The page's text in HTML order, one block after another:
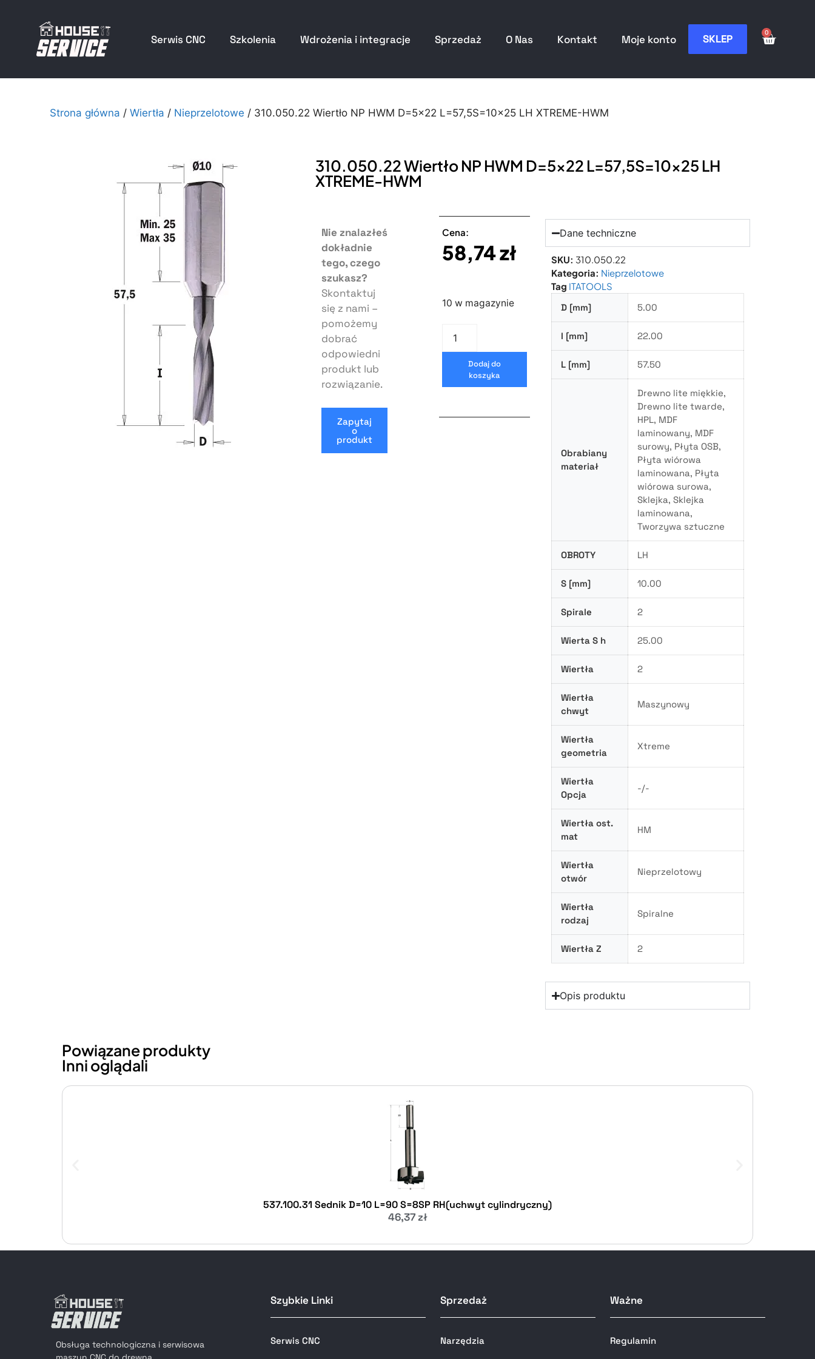
Serwis CNC Szkolenia Wdrożenia i integracje Sprzedaż O Nas Kontakt Moje konto SKLEP 0
Strona główna / Wiertła / Nieprzelotowe / 310.050.22 Wiertło NP HWM D=5×22 L=57,5S=10×25 LH XTREME-HWM
310.050.22 Wiertło NP HWM D=5×22 L=57,5S=10×25 LH
XTREME-HWM
Nie znalazłeś
dokładnie
tego, czego
szukasz?
Skontaktuj
się z nami –
pomożemy
dobrać
odpowiedni
produkt lub
rozwiązanie.
Zapytaj
o
produkt
Cena:
58,74zł
10 w magazynie
Dodaj do
koszyka
Dane techniczne
SKU: 310.050.22
Kategoria: Nieprzelotowe
Tag ITATOOLS
D [mm]
5.00
I [mm] 22.00
L [mm] 57.50
Obrabiany
materiał
Drewno lite miękkie,
Drewno lite twarde,
HPL, MDF
laminowany, MDF
surowy, Płyta OSB,
Płyta wiórowa
laminowana, Płyta
wiórowa surowa,
Sklejka, Sklejka
laminowana,
Tworzywa sztuczne
OBROTY LH
S [mm] 10.00
Spirale 2
Wierta S h 25.00
Wiertła 2
Wiertła
chwyt
Maszynowy
Wiertła
geometria
Xtreme
Wiertła
Opcja
-/-
Wiertła ost.
mat
HM
Wiertła
otwór
Nieprzelotowy
Wiertła
rodzaj
Spiralne
Wiertła Z 2
Opis produktu
Powiązane produkty
Inni oglądali
537.100.31 Sednik D=10 L=90 S=8SP RH(uchwyt cylindryczny)
46,37 zł
Obsługa technologiczna i serwisowa
Szybkie Linki
Serwis CNC
Sprzedaż
Narzędzia
Ważne
Regulamin